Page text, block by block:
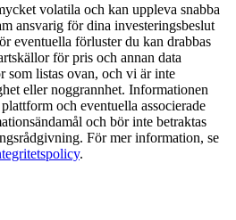
volatila och kan uppleva snabba
ansvarig för dina investeringsbeslut
eventuella förluster du kan drabbas
för pris och annan data
som listas ovan, och vi är inte
eller noggrannhet. Informationen
och eventuella associerade
och bör inte betraktas
För mer information, se
.